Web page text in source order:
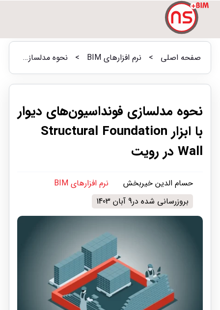
صفحه اصلی > نرم افزارهای BIM > نحوه مدلسازی فونداسیون‌های دیوار با ابزار Structural Foundation Wall در رویت
نحوه مدلسازی فونداسیون‌های دیوار
با ابزار Structural Foundation
Wall در رویت
حسام الدین خیربخش
نرم افزارهای BIM
بروزرسانی شده در9 آبان 1403